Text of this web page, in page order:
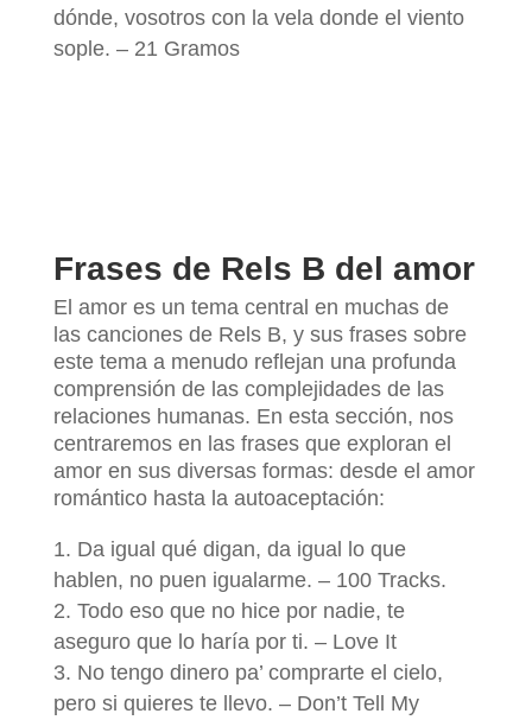
dónde, vosotros con la vela donde el viento
sople. – 21 Gramos
Frases de Rels B del amor
El amor es un tema central en muchas de
las canciones de Rels B, y sus frases sobre
este tema a menudo reflejan una profunda
comprensión de las complejidades de las
relaciones humanas. En esta sección, nos
centraremos en las frases que exploran el
amor en sus diversas formas: desde el amor
romántico hasta la autoaceptación:
Da igual qué digan, da igual lo que
hablen, no puen igualarme. – 100 Tracks.
Todo eso que no hice por nadie, te
aseguro que lo haría por ti. – Love It
No tengo dinero pa’ comprarte el cielo,
pero si quieres te llevo. – Don’t Tell My